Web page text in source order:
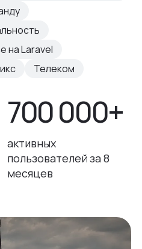
на Laravel
Телеком
700 000+
активных
пользователей за 8
месяцев